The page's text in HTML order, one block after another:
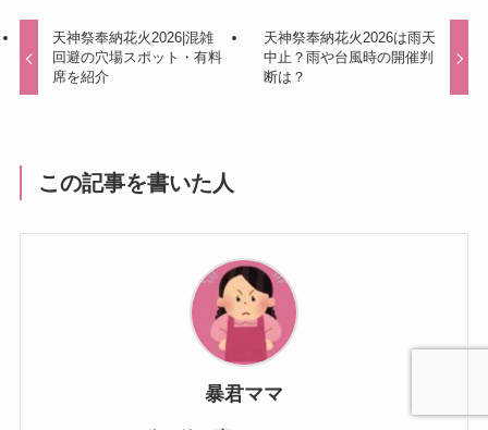
天神祭奉納花火2026|混雑
回避の穴場スポット・有料
席を紹介
天神祭奉納花火2026は雨天
中止？雨や台風時の開催判
断は？
この記事を書いた人
暴君ママ